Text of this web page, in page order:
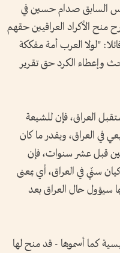
السابق صدام حسين في
عام 1982، وهو يقترح منح الأكراد العراقيين حقهم
"لولا العرب أمة مفككة
وإعطاء الكرد حق تقرير
العراق، فإن للشيعة
في العراق، وبقدر ما كان
قبل عشر سنوات، فإن
سنّي في العراق، أي بمعنى
سيؤول حال العراق بعد
كما أسموها - قد منح لها